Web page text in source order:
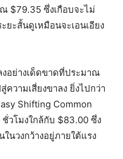
$79.35 ซึ่งเกือบจะไม่
ะสั้นดูเหมือนจะเอนเอียง
อย่างเด็ดขาดที่ประมาณ
วามเสี่ยงขาลง ยิ่งไปกว่า
Shifting Common
วโมงใกล้กับ $83.00 ซึ่ง
นวงกว้างอยู่ภายใต้แรง